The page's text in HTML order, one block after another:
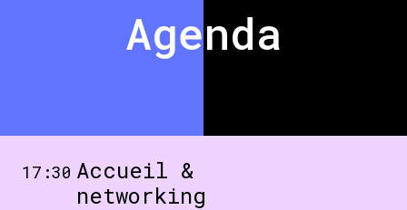
Agenda
17:30 Accueil &
networking